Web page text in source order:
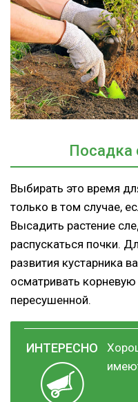
Посадка
Выбирать это время
только в том случае,
Высадить растение
распускаться почки.
развития кустарника
осматривать
пересушенной.